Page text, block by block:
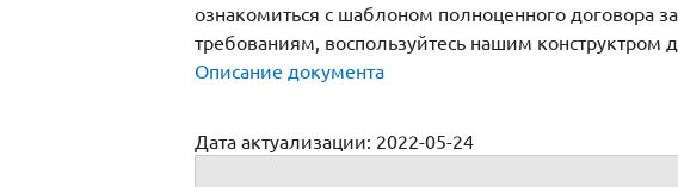
ознакомиться с шаблоном полноценного договора
требованиям, воспользуйтесь нашим конструктром
Описание документа
Дата актуализации: 2022-05-24